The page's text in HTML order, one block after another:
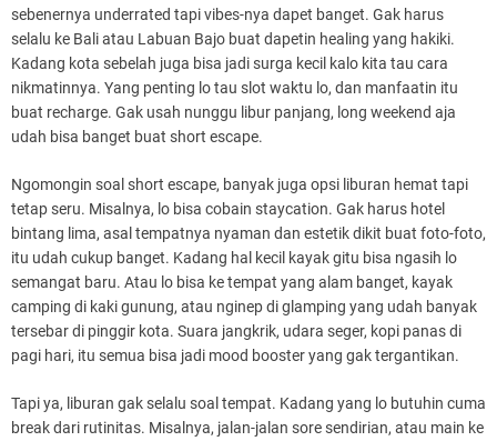
sebenernya underrated tapi vibes-nya dapet banget. Gak harus
selalu ke Bali atau Labuan Bajo buat dapetin healing yang hakiki.
Kadang kota sebelah juga bisa jadi surga kecil kalo kita tau cara
nikmatinnya. Yang penting lo tau slot waktu lo, dan manfaatin itu
buat recharge. Gak usah nunggu libur panjang, long weekend aja
udah bisa banget buat short escape.
Ngomongin soal short escape, banyak juga opsi liburan hemat tapi
tetap seru. Misalnya, lo bisa cobain staycation. Gak harus hotel
bintang lima, asal tempatnya nyaman dan estetik dikit buat foto-foto,
itu udah cukup banget. Kadang hal kecil kayak gitu bisa ngasih lo
semangat baru. Atau lo bisa ke tempat yang alam banget, kayak
camping di kaki gunung, atau nginep di glamping yang udah banyak
tersebar di pinggir kota. Suara jangkrik, udara seger, kopi panas di
pagi hari, itu semua bisa jadi mood booster yang gak tergantikan.
Tapi ya, liburan gak selalu soal tempat. Kadang yang lo butuhin cuma
break dari rutinitas. Misalnya, jalan-jalan sore sendirian, atau main ke